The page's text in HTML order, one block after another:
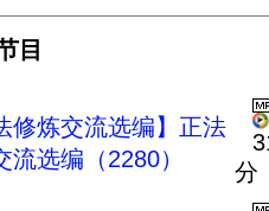
目
修炼交流选编】正法
流选编（2280）
分